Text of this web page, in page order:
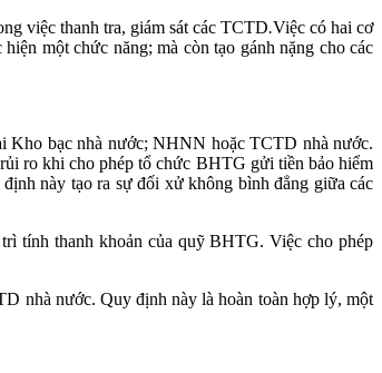
việc thanh tra, giám sát các TCTD.Việc có hai cơ
một chức năng; mà còn tạo gánh nặng cho các
Kho bạc nhà nước; NHNN hoặc TCTD nhà nước.
ro khi cho phép tổ chức BHTG gửi tiền bảo hiểm
này tạo ra sự đối xử không bình đẳng giữa các
tính thanh khoản của quỹ BHTG. Việc cho phép
nhà nước. Quy định này là hoàn toàn hợp lý, một